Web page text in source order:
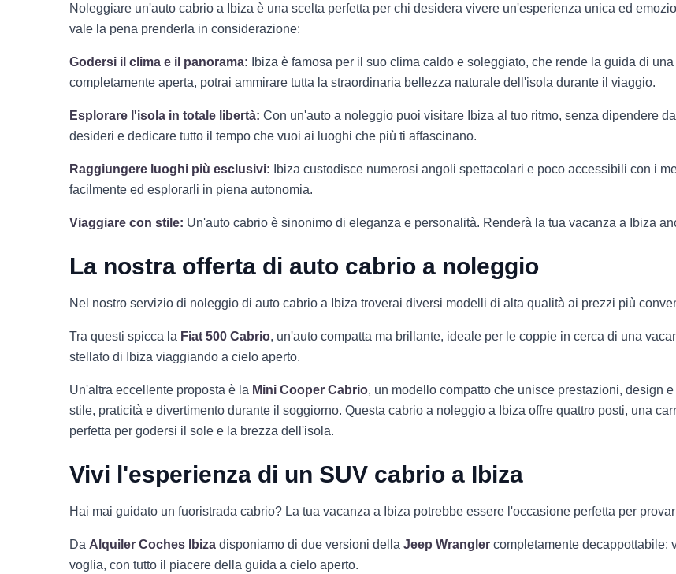
Noleggiare un'auto cabrio a Ibiza è una scelta perfetta per chi desidera vivere un'esperienza unica ed
vale la pena prenderla in considerazione:
Godersi il clima e il panorama: Ibiza è famosa per il suo clima caldo e soleggiato, che rende la guida di
completamente aperta, potrai ammirare tutta la straordinaria bellezza naturale dell'isola durante il viaggio.
Esplorare l'isola in totale libertà: Con un'auto a noleggio puoi visitare Ibiza al tuo ritmo, senza dipendere
desideri e dedicare tutto il tempo che vuoi ai luoghi che più ti affascinano.
Raggiungere luoghi più esclusivi: Ibiza custodisce numerosi angoli spettacolari e poco accessibili con i
facilmente ed esplorarli in piena autonomia.
Viaggiare con stile: Un'auto cabrio è sinonimo di eleganza e personalità. Renderà la tua vacanza a Ibiza
La nostra offerta di auto cabrio a noleggio
Nel nostro servizio di noleggio di auto cabrio a Ibiza troverai diversi modelli di alta qualità ai prezzi più
Tra questi spicca la Fiat 500 Cabrio, un'auto compatta ma brillante, ideale per le coppie in cerca di una
stellato di Ibiza viaggiando a cielo aperto.
Un'altra eccellente proposta è la Mini Cooper Cabrio, un modello compatto che unisce prestazioni, design
stile, praticità e divertimento durante il soggiorno. Questa cabrio a noleggio a Ibiza offre quattro posti, una
perfetta per godersi il sole e la brezza dell'isola.
Vivi l'esperienza di un SUV cabrio a Ibiza
Hai mai guidato un fuoristrada cabrio? La tua vacanza a Ibiza potrebbe essere l'occasione perfetta per
Da Alquiler Coches Ibiza disponiamo di due versioni della Jeep Wrangler completamente decappottabile:
voglia, con tutto il piacere della guida a cielo aperto.